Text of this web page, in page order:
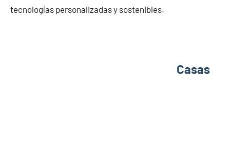
tecnologías personalizadas y sostenibles.
Casas